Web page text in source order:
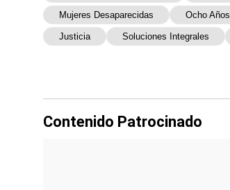
Mujeres Desaparecidas Ocho Años
Justicia Soluciones Integrales
Contenido Patrocinado